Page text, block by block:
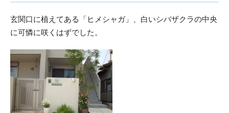
玄関口に植えてある「ヒメシャガ」、白いシバザクラの中央
に可憐に咲くはずでした。